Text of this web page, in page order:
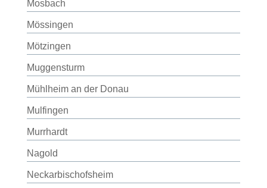
Mosbach
Mössingen
Mötzingen
Muggensturm
Mühlheim an der Donau
Mulfingen
Murrhardt
Nagold
Neckarbischofsheim